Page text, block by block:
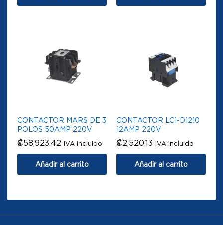
CONTACTOR MARS DE 3
POLOS 50AMP 220V
₡58,923.42 IVA incluido
Añadir al carrito
CONTACTOR LC1-D1210
12AMP 220V
₡2,520.13 IVA incluido
Añadir al carrito